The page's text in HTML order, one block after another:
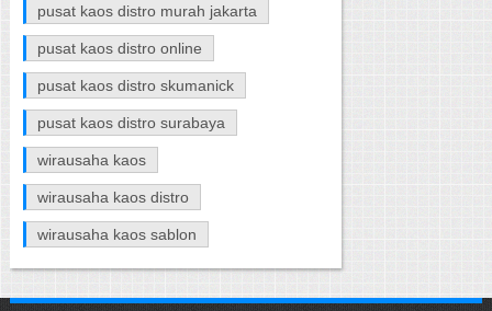
pusat kaos distro murah jakarta
pusat kaos distro online
pusat kaos distro skumanick
pusat kaos distro surabaya
wirausaha kaos
wirausaha kaos distro
wirausaha kaos sablon